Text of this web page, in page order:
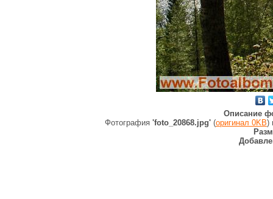
Описание
Фотография 'foto_20868.jpg' (оригинал 0KB)